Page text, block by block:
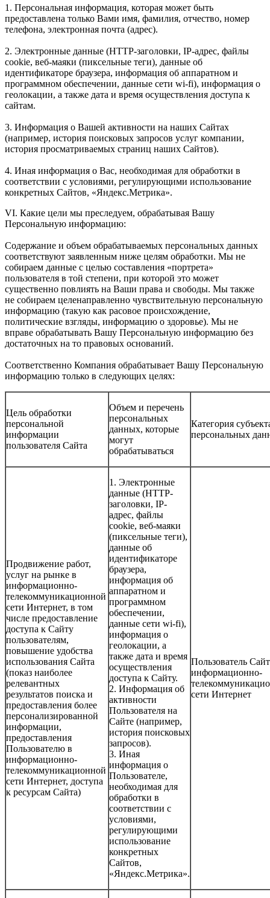
1. Персональная информация, которая может быть
предоставлена только Вами имя, фамилия, отчество, номер
телефона, электронная почта (адрес).
2. Электронные данные (HTTP-заголовки, IP-адрес, файлы
cookie, веб-маяки (пиксельные теги), данные об
идентификаторе браузера, информация об аппаратном и
программном обеспечении, данные сети wi-fi), информация о
геолокации, а также дата и время осуществления доступа к
сайтам.
3. Информация о Вашей активности на наших Сайтах
(например, история поисковых запросов услуг компании,
история просматриваемых страниц наших Сайтов).
4. Иная информация о Вас, необходимая для обработки в
соответствии с условиями, регулирующими использование
конкретных Сайтов, «Яндекс.Метрика».
VI. Какие цели мы преследуем, обрабатывая Вашу
Персональную информацию:
Содержание и объем обрабатываемых персональных данных
соответствуют заявленным ниже целям обработки. Мы не
собираем данные с целью составления «портрета»
пользователя в той степени, при которой это может
существенно повлиять на Ваши права и свободы. Мы также
не собираем целенаправленно чувствительную персональную
информацию (такую как расовое происхождение,
политические взгляды, информацию о здоровье). Мы не
вправе обрабатывать Вашу Персональную информацию без
достаточных на то правовых оснований.
Соответственно Компания обрабатывает Вашу Персональную
информацию только в следующих целях:
Цель обработки
персональной
информации
пользователя Сайта
Объем и перечень
персональных
данных, которые
могут
обрабатываться
Категория
персональных
Продвижение работ,
услуг на рынке в
информационно-
телекоммуникационной
сети Интернет, в том
числе предоставление
доступа к Сайту
пользователям,
повышение удобства
использования Сайта
(показ наиболее
релевантных
результатов поиска и
предоставления более
персонализированной
информации,
предоставления
Пользователю в
информационно-
телекоммуникационной
сети Интернет, доступа
к ресурсам Сайта)
1. Электронные
данные (HTTP-
заголовки, IP-
адрес, файлы
cookie, веб-маяки
(пиксельные теги),
данные об
идентификаторе
браузера,
информация об
аппаратном и
программном
обеспечении,
данные сети wi-fi),
информация о
геолокации, а
также дата и время
осуществления
доступа к Сайту.
2. Информация об
активности
Пользователя на
Сайте (например,
история поисковых
запросов).
3. Иная
информация о
Пользователе,
необходимая для
обработки в
соответствии с
условиями,
регулирующими
использование
конкретных
Сайтов,
«Яндекс.Метрика».
Пользователь
информационно-
сети Интернет